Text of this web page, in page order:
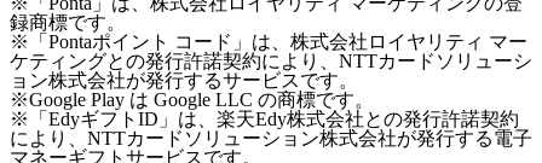
録商標です。
※「Pontaポイント コード」は、株式会社ロイヤリティ マー
ケティングとの発行許諾契約により、NTTカードソリューシ
ョン株式会社が発行するサービスです。
※Google Play は Google LLC の商標です。
※「EdyギフトID」は、楽天Edy株式会社との発行許諾契約
により、NTTカードソリューション株式会社が発行する電子
マネーギフトサービスです。